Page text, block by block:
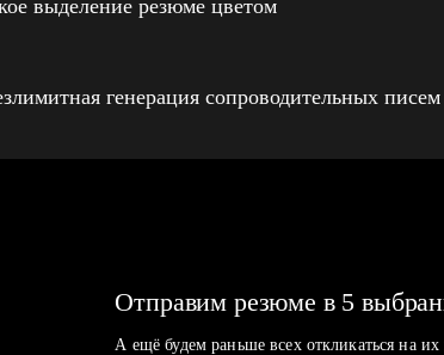
выделение резюме цветом
генерация сопроводительных писем
Отправим резюме в 5
А ещё будем раньше всех откликаться на